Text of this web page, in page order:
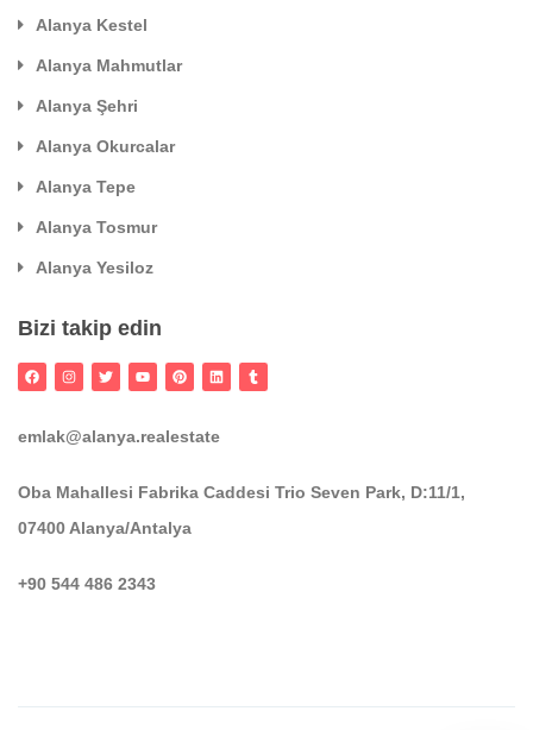
Alanya Kestel
Alanya Mahmutlar
Alanya Şehri
Alanya Okurcalar
Alanya Tepe
Alanya Tosmur
Alanya Yesiloz
Bizi takip edin
emlak@alanya.realestate
Oba Mahallesi Fabrika Caddesi Trio Seven Park, D:11/1,
07400 Alanya/Antalya
+90 544 486 2343